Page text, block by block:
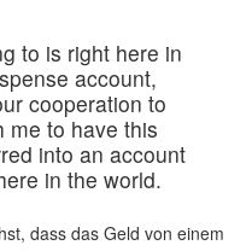
to is right here in
account,
cooperation to
me to have this
into an account
in the world.
dass das Geld von einem